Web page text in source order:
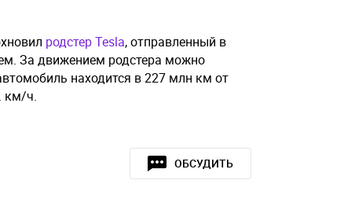
родстер Tesla, отправленный в
За движением родстера можно
находится в 227 млн км от
км/ч.
ОБСУДИТЬ